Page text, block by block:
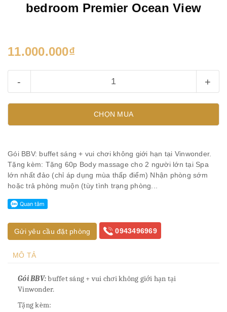
bedroom Premier Ocean View
11.000.000₫
- +
CHỌN MUA
Gói BBV: buffet sáng + vui chơi không giới hạn tại Vinwonder.
Tặng kèm: Tặng 60p Body massage cho 2 người lớn tại Spa
lớn nhất đảo (chỉ áp dụng mùa thấp điểm) Nhận phòng sớm
hoặc trả phòng muộn (tùy tình trạng phòng...
Gửi yêu cầu đặt phòng 0943496969
MÔ TẢ
Gói BBV:buffet sáng + vui chơi không giới hạn tại
Vinwonder.
Tặng kèm: